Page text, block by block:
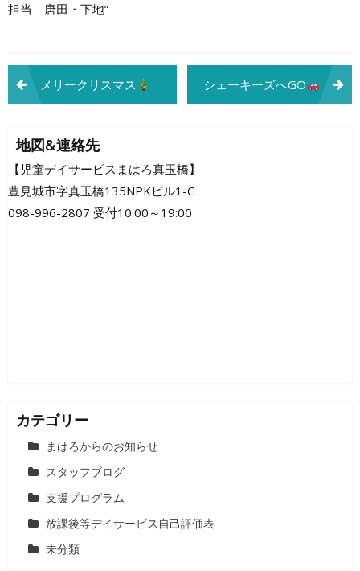
担当 唐田・下地”
投
稿
ナ
ビ
ゲ
メリークリスマス シェーキーズへGO
地図&連絡先
【児童デイサービスまはろ真玉橋】
豊見城市字真玉橋135NPKビル1-C
098-996-2807 受付10:00～19:00
カテゴリー
まはろからのお知らせ
スタッフブログ
支援プログラム
放課後等デイサービス自己評価表
未分類